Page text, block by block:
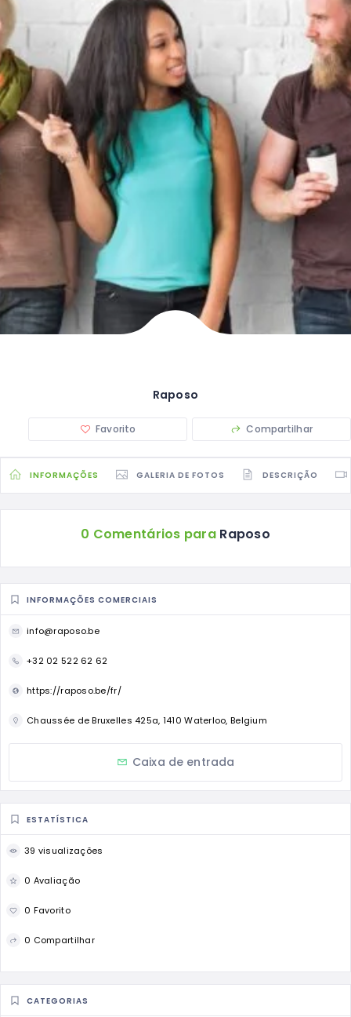
Raposo
Favorito Compartilhar
INFORMAÇÕES GALERIA DE FOTOS DESCRIÇÃO
0 Comentários para Raposo
INFORMAÇÕES COMERCIAIS
info@raposo.be
+32 02 522 62 62
https://raposo.be/fr/
Chaussée de Bruxelles 425a, 1410 Waterloo, Belgium
Caixa de entrada
ESTATÍSTICA
39 visualizações
0 Avaliação
0 Favorito
0 Compartilhar
CATEGORIAS